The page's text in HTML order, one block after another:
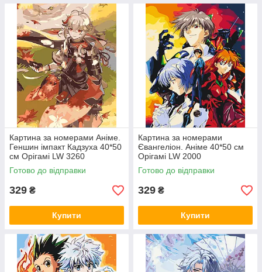
Картина за номерами Аніме.
Геншин імпакт Кадзуха 40*50
см Орігамі LW 3260
Готово до відправки
329 ₴
Купити
Картина за номерами
Євангеліон. Аніме 40*50 см
Орігамі LW 2000
Готово до відправки
329 ₴
Купити